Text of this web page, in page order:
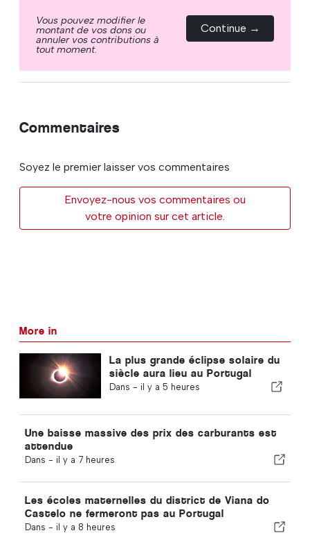
Vous pouvez modifier le
montant de vos dons ou
annuler vos contributions à
tout moment.
Continue →
Commentaires
Soyez le premier laisser vos commentaires
Envoyez-nous vos commentaires ou
votre opinion sur cet article.
More in
La plus grande éclipse solaire du
siècle aura lieu au Portugal
Dans - il y a 5 heures
Une baisse massive des prix des carburants est
attendue
Dans - il y a 7 heures
Les écoles maternelles du district de Viana do
Castelo ne fermeront pas au Portugal
Dans - il y a 8 heures